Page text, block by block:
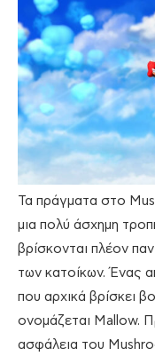
Τα πράγματα στο
μια πολύ άσχημη
βρίσκονται πλέον
των κατοίκων. Ένας
που αρχικά βρίσκει
ονομάζεται Mallow.
ασφάλεια του